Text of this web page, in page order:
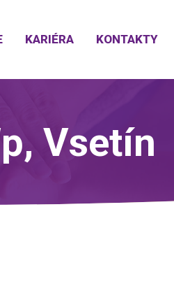
KARIÉRA KONTAKTY
Vsetín